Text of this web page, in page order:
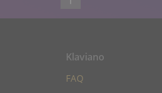
Klaviano
FAQ